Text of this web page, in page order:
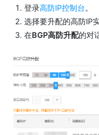
登录高防IP控制台。
选择要升配的高防IP
在BGP高防升配的对